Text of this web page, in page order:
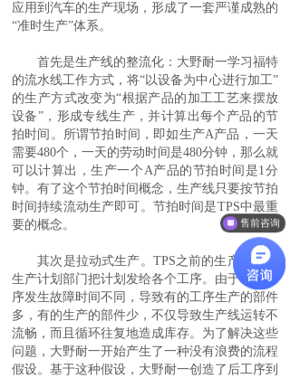
应用到汽车的生产现场，形成了一套严谨成熟的
“准时生产”体系。
首先是生产线的整流化：大野耐一学习福特
的流水线工作方式，将“以设备为中心进行加工”
的生产方式改变为“根据产品的加工工艺来摆放
设备”，形成专线生产，并计算出每个产品的节
拍时间。所谓节拍时间，即如生产A产品，一天
需要480个，一天的劳动时间是480分钟，那么就
可以计算出，生产一个A产品的节拍时间是1分
钟。有了这个节拍时间概念，生产线只要按节拍
时间持续流动生产即可。节拍时间是TPS中最重
要的概念。
其次是拉动式生产。TPS之前的生产方式是
生产计划部门把计划发给各个工序。由于各个工
序发生故障时间不同，导致有的工序生产的部件
多，有的生产的部件少，不仅导致生产线运转不
流畅，而且循环往复地造成库存。为了解决这些
问题，大野耐一开始产生了一种没有浪费的流程
假设。基于这种假设，大野耐一创造了后工序到
售前咨询